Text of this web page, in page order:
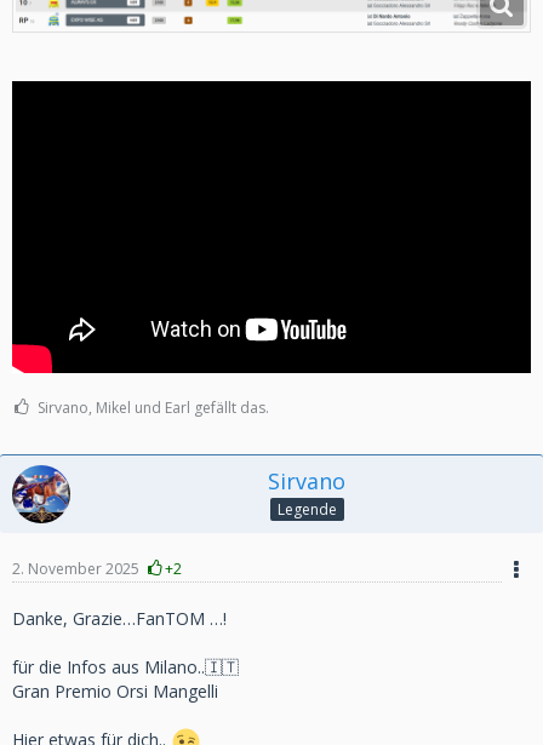
Sirvano, Mikel und Earl gefällt das.
Sirvano
Legende
2. November 2025 +2
Danke, Grazie…FanTOM …!
für die Infos aus Milano..🇮🇹
Gran Premio Orsi Mangelli
Hier etwas für dich..